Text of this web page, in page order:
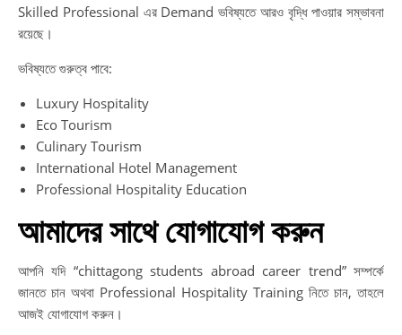
Skilled Professional এর Demand ভবিষ্যতে আরও বৃদ্ধি পাওয়ার সম্ভাবনা
রয়েছে।
ভবিষ্যতে গুরুত্ব পাবে:
Luxury Hospitality
Eco Tourism
Culinary Tourism
International Hotel Management
Professional Hospitality Education
আমাদের সাথে যোগাযোগ করুন
আপনি যদি “chittagong students abroad career trend” সম্পর্কে
জানতে চান অথবা Professional Hospitality Training নিতে চান, তাহলে
আজই যোগাযোগ করুন।